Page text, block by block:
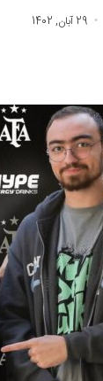
29 آبان, 1402